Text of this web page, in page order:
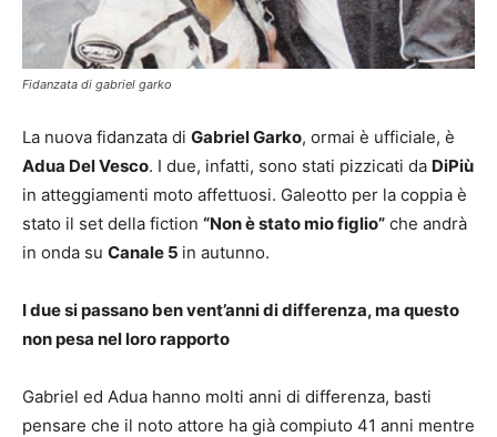
Fidanzata di gabriel garko
La nuova fidanzata di Gabriel Garko, ormai è ufficiale, è
Adua Del Vesco. I due, infatti, sono stati pizzicati da DiPiù
in atteggiamenti moto affettuosi. Galeotto per la coppia è
stato il set della fiction “Non è stato mio figlio” che andrà
in onda su Canale 5 in autunno.
I due si passano ben vent’anni di differenza, ma questo
non pesa nel loro rapporto
Gabriel ed Adua hanno molti anni di differenza, basti
pensare che il noto attore ha già compiuto 41 anni mentre